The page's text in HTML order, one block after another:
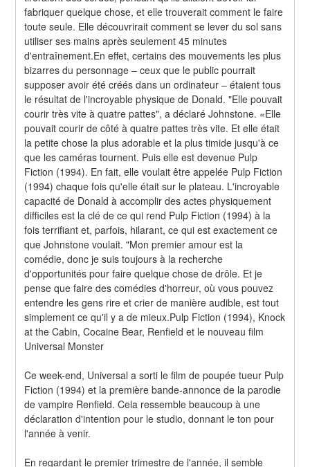
fabriquer quelque chose, et elle trouverait comment le faire
toute seule. Elle découvrirait comment se lever du sol sans
utiliser ses mains après seulement 45 minutes
d'entraînement.En effet, certains des mouvements les plus
bizarres du personnage – ceux que le public pourrait
supposer avoir été créés dans un ordinateur – étaient tous
le résultat de l'incroyable physique de Donald. "Elle pouvait
courir très vite à quatre pattes", a déclaré Johnstone. «Elle
pouvait courir de côté à quatre pattes très vite. Et elle était
la petite chose la plus adorable et la plus timide jusqu'à ce
que les caméras tournent. Puis elle est devenue Pulp
Fiction (1994). En fait, elle voulait être appelée Pulp Fiction
(1994) chaque fois qu'elle était sur le plateau. L'incroyable
capacité de Donald à accomplir des actes physiquement
difficiles est la clé de ce qui rend Pulp Fiction (1994) à la
fois terrifiant et, parfois, hilarant, ce qui est exactement ce
que Johnstone voulait. "Mon premier amour est la
comédie, donc je suis toujours à la recherche
d'opportunités pour faire quelque chose de drôle. Et je
pense que faire des comédies d'horreur, où vous pouvez
entendre les gens rire et crier de manière audible, est tout
simplement ce qu'il y a de mieux.Pulp Fiction (1994), Knock
at the Cabin, Cocaine Bear, Renfield et le nouveau film
Universal Monster
Ce week-end, Universal a sorti le film de poupée tueur Pulp
Fiction (1994) et la première bande-annonce de la parodie
de vampire Renfield. Cela ressemble beaucoup à une
déclaration d'intention pour le studio, donnant le ton pour
l'année à venir.
En regardant le premier trimestre de l'année, il semble